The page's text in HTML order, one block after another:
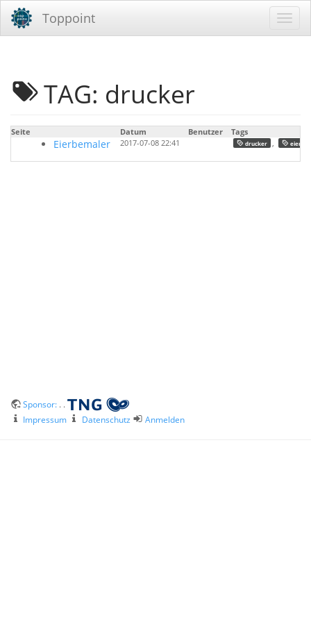
Toppoint
TAG: drucker
Seite Datum Benutzer Tags
Eierbemaler 2017-07-08 22:41 drucker eier
Sponsor: . .
Impressum
Datenschutz Anmelden